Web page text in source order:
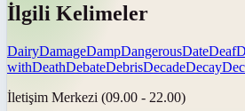
İlgili Kelimeler
DairyDamageDampDangerousDateDeaf
withDeathDebateDebrisDecadeDecay
İletişim Merkezi (09.00 - 22.00)